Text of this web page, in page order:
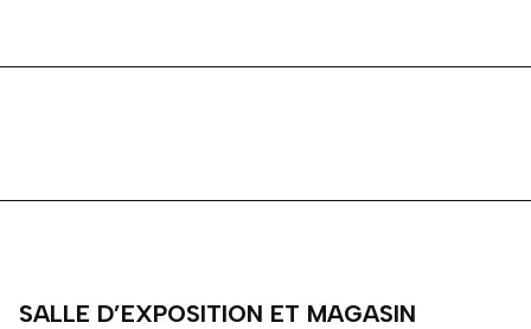
SALLE D’EXPOSITION ET MAGASIN